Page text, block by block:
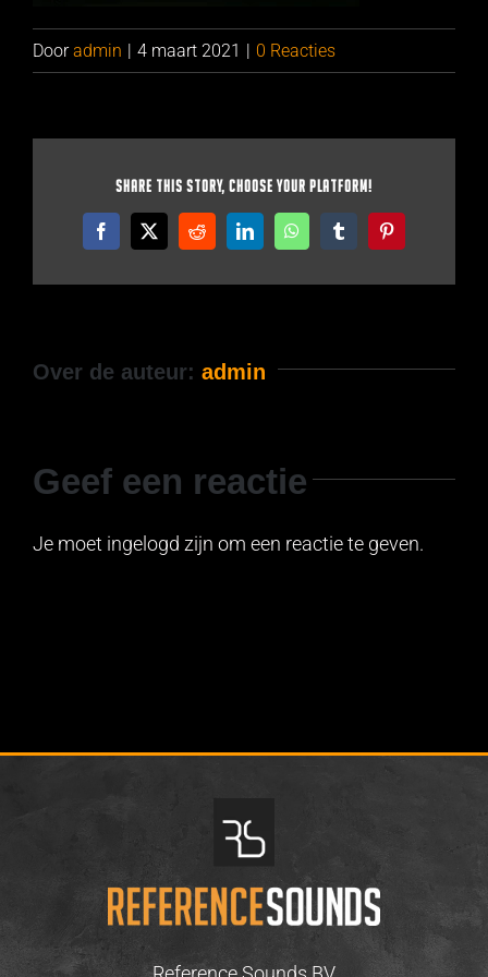
Dooradmin 4 maart 2021 0 Reacties
Share This Story, Choose Your Platform!
Facebook
X RedditLinkedInWhatsAppTumblrPinterest
Over de auteur: admin
Geef een reactie
Je moet ingelogd zijn om een reactie te geven.